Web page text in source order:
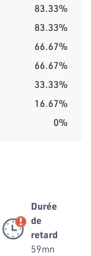
83.33%
83.33%
66.67%
66.67%
33.33%
16.67%
0%
Durée
de
retard
59mn